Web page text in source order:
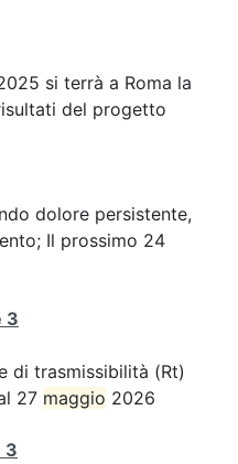
si terrà a Roma la
del progetto
dolore persistente,
Il prossimo 24
3
di trasmissibilità (Rt)
27 maggio 2026
3